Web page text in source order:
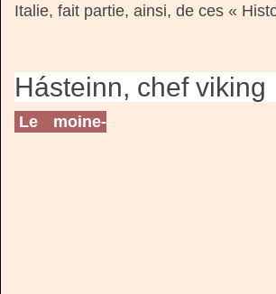
Italie, fait partie, ainsi, de ces «
Hásteinn, chef viking
Le moine-